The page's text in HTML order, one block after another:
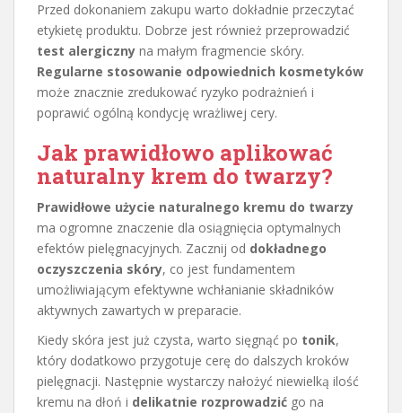
Przed dokonaniem zakupu warto dokładnie przeczytać
etykietę produktu. Dobrze jest również przeprowadzić
test alergiczny na małym fragmencie skóry.
Regularne stosowanie odpowiednich kosmetyków
może znacznie zredukować ryzyko podrażnień i
poprawić ogólną kondycję wrażliwej cery.
Jak prawidłowo aplikować
naturalny krem do twarzy?
Prawidłowe użycie naturalnego kremu do twarzy
ma ogromne znaczenie dla osiągnięcia optymalnych
efektów pielęgnacyjnych. Zacznij od dokładnego
oczyszczenia skóry, co jest fundamentem
umożliwiającym efektywne wchłanianie składników
aktywnych zawartych w preparacie.
Kiedy skóra jest już czysta, warto sięgnąć po tonik,
który dodatkowo przygotuje cerę do dalszych kroków
pielęgnacji. Następnie wystarczy nałożyć niewielką ilość
kremu na dłoń i delikatnie rozprowadzić go na